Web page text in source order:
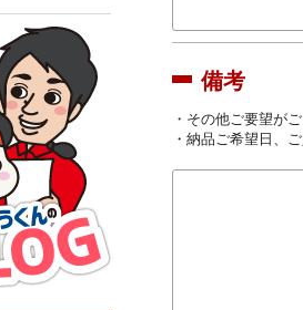
備考
・その他ご要望が
・納品ご希望日、